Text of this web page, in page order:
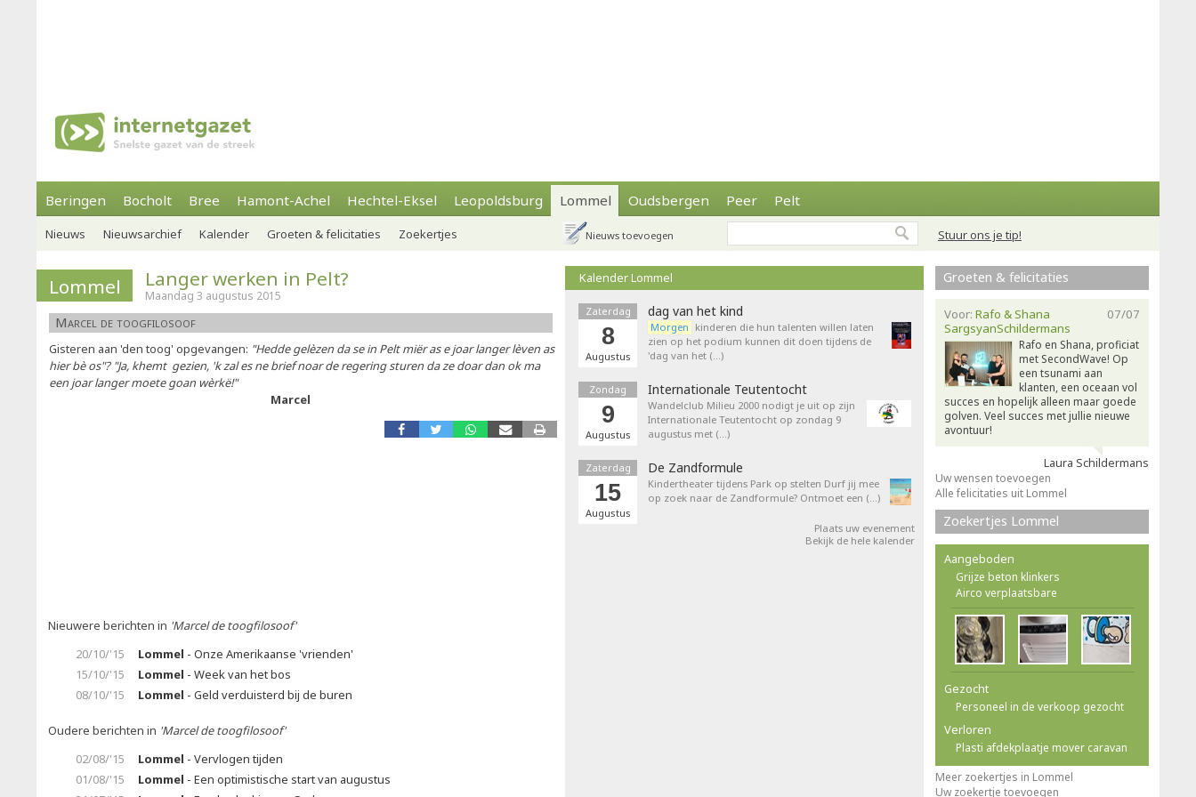
Beringen Bocholt Bree Hamont-Achel Hechtel-Eksel Leopoldsburg Lommel Oudsbergen Peer Pelt
Stuur ons je tip!
Nieuws Nieuwsarchief Kalender Groeten & felicitaties Zoekertjes Nieuws toevoegen
Lommel Langer werken in Pelt?
Maandag 3 augustus 2015
Marcel de toogfilosoof
Gisteren aan 'den toog' opgevangen: "Hedde gelèzen da se in Pelt miër as e joar langer lèven as
hier bè os"? "Ja, khemt gezien, 'k zal es ne brief noar de regering sturen da ze doar dan ok ma
een joar langer moete goan wèrkë!"
Marcel
Nieuwere berichten in 'Marcel de toogfilosoof'
20/10/'15
Lommel - Onze Amerikaanse 'vrienden'
15/10/'15
Lommel - Week van het bos
08/10/'15
Lommel - Geld verduisterd bij de buren
Oudere berichten in 'Marcel de toogfilosoof'
02/08/'15
Lommel - Vervlogen tijden
01/08/'15
Lommel - Een optimistische start van augustus
Kalender Lommel
Zaterdag
8
Augustus
dag van het kind
Morgen kinderen die hun talenten willen laten
zien op het podium kunnen dit doen tijdens de
'dag van het (…)
Zondag
9
Augustus
Internationale Teutentocht
Wandelclub Milieu 2000 nodigt je uit op zijn
Internationale Teutentocht op zondag 9
augustus met (…)
Zaterdag
15
Augustus
De Zandformule
Kindertheater tijdens Park op stelten Durf jij mee
op zoek naar de Zandformule? Ontmoet een (…)
Plaats uw evenement
Bekijk de hele kalender
Groeten & felicitaties
07/07
Voor: Rafo & Shana
SargsyanSchildermans
Rafo en Shana, proficiat
met SecondWave! Op
een tsunami aan
klanten, een oceaan vol
succes en hopelijk alleen maar goede
golven. Veel succes met jullie nieuwe
avontuur!
Laura Schildermans
Uw wensen toevoegen
Alle felicitaties uit Lommel
Zoekertjes Lommel
Aangeboden
Grijze beton klinkers
Airco verplaatsbare
Gezocht
Personeel in de verkoop gezocht
Verloren
Plasti afdekplaatje mover caravan
Meer zoekertjes in Lommel
Uw zoekertje toevoegen